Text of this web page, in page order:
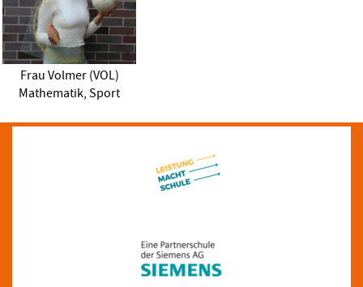
Frau Volmer (VOL)
Mathematik, Sport